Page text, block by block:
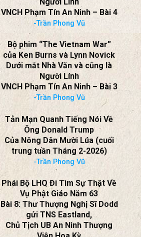
-Trần Phong Vũ
Bộ phim “The Vietnam War”
của Ken Burns và Lynn Novick
Dưới mắt Nhà Văn và cũng là
Người Lính
VNCH Phạm Tín An Ninh – Bài 4
-Trần Phong Vũ
Bộ phim “The Vietnam War”
của Ken Burns và Lynn Novick
Dưới mắt Nhà Văn và cũng là
Người Lính
VNCH Phạm Tín An Ninh – Bài 3
-Trần Phong Vũ
Tản Mạn Quanh Tiếng Nói Về
Ông Donald Trump
Của Nông Dân Mười Lúa (cuối
trung tuần Tháng 2-2026)
-Trần Phong Vũ